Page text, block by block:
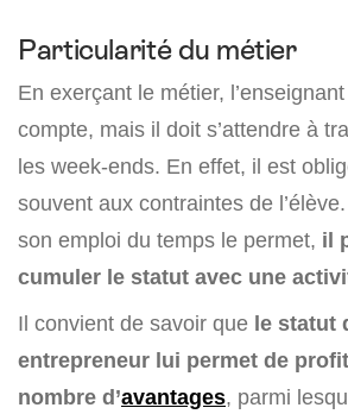
Particularité du métier
En exerçant le métier,
compte, mais il doit s’attendre à
les week-ends. En effet, il est
souvent aux contraintes de
son emploi du temps le permet, il
cumuler le statut avec une
Il convient de savoir que le statut
entrepreneur lui permet de
nombre d’avantages, parmi